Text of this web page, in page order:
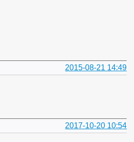
2015-08-21 14:49
2017-10-20 10:54